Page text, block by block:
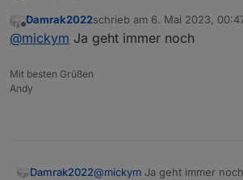
testen. Lösche einfach das
diesen Button, den ich Dir doch
Offline
Damrak2022schrieb am 6. Mai 2023,
zuletzt editiert von
@mickym Ja geht immer noch
Mit besten Grüßen
Andy
Damrak2022@mickym Ja geht immer noch